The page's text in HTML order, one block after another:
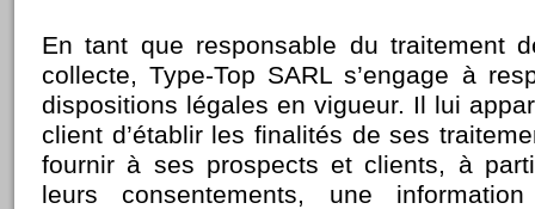
En tant que responsable du traitement
collecte, Type-Top SARL s’engage à
dispositions légales en vigueur. Il lui
client d’établir les finalités de ses
fournir à ses prospects et clients, à
leurs consentements, une